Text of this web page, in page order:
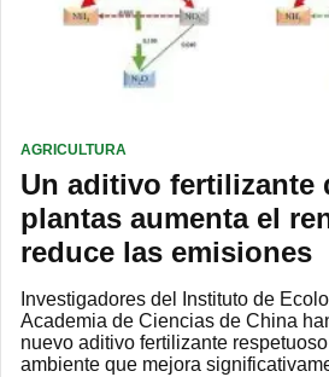
AGRICULTURA
Un aditivo fertilizante
plantas aumenta el
reduce las emisiones
Investigadores del Instituto de
Academia de Ciencias de China
nuevo aditivo fertilizante
ambiente que mejora